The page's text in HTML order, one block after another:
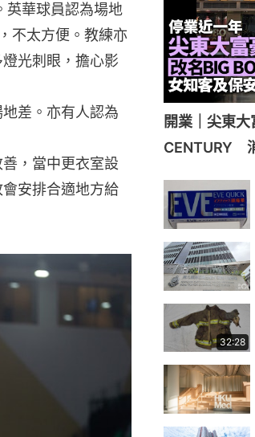
英華球員認為場地
不太方便。教練亦
光刺眼，擔心影
差。亦有人認為
，當中更衣室設
安排合適地方給
開業｜尖東
CENTURY
32:28